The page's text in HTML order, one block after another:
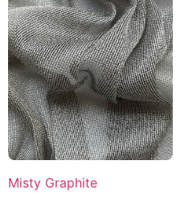
Misty Graphite